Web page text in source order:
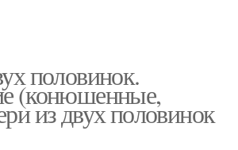
половинок.
(конюшенные,
из двух половинок